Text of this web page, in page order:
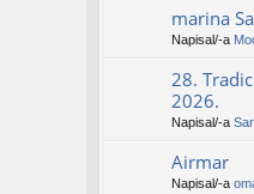
marina
Napisal/-a
28.
2026.
Napisal/-a
Airmar
Napisal/-a